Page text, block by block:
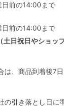
日前の14:00まで
日前の14:00まで
日祝日やショッ
は、商品到着後7
の引き落とし日に